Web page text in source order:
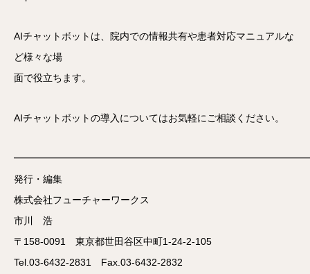
AIチャットボットは、院内での情報共有や患者対応マニュアルな
ど様々な場
面で役立ちます。
AIチャットボットの導入についてはお気軽にご相談ください。
発行・編集
株式会社フューチャーワークス
市川 浩
〒158-0091 東京都世田谷区中町1-24-2-105
Tel.03-6432-2831 Fax.03-6432-2832